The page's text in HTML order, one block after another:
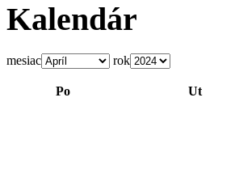
Kalendár
mesiac rok
Po Ut